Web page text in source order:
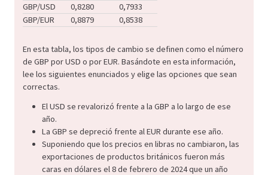
GBP/USD
0,8280
0,7933
GBP/EUR
0,8879 0,8538
En esta tabla, los tipos de cambio se definen como el número
de GBP por USD o por EUR. Basándote en esta información,
lee los siguientes enunciados y elige las opciones que sean
correctas.
El USD se revalorizó frente a la GBP a lo largo de ese
año.
La GBP se depreció frente al EUR durante ese año.
Suponiendo que los precios en libras no cambiaron, las
exportaciones de productos británicos fueron más
caras en dólares el 8 de febrero de 2024 que un año